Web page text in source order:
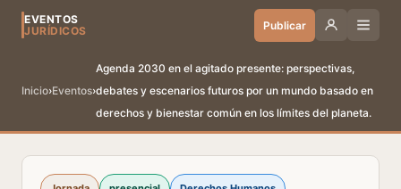
EVENTOS
JURÍDICOS
Publicar
Inicio›Eventos›
Agenda 2030 en el agitado presente: perspectivas,
debates y escenarios futuros por un mundo basado en
derechos y bienestar común en los límites del planeta.